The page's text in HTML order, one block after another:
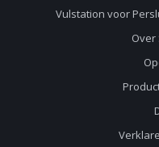
Vulstation voor
Over